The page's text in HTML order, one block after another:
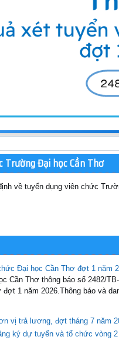
Trường Đại học Cần Thơ
về tuyển dụng viên chức
Đại học Cần Thơ đợt 1 năm
Cần Thơ thông báo số 2482/
1 năm 2026.Thông báo và
vị trả lương, đợt tháng 7 năm
ký dự tuyển và tổ chức